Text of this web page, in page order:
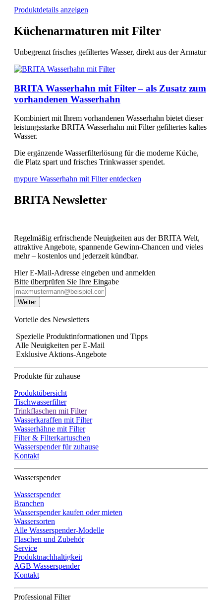
Produktdetails anzeigen
Küchenarmaturen mit Filter
Unbegrenzt frisches gefiltertes Wasser, direkt aus der Armatur
BRITA Wasserhahn mit Filter – als Zusatz zum
vorhandenen Wasserhahn
Kombiniert mit Ihrem vorhandenen Wasserhahn bietet dieser
leistungsstarke BRITA Wasserhahn mit Filter gefiltertes kaltes
Wasser.
Die ergänzende Wasserfilterlösung für die moderne Küche,
die Platz spart und frisches Trinkwasser spendet.
mypure Wasserhahn mit Filter entdecken
BRITA Newsletter
Regelmäßig erfrischende Neuigkeiten aus der BRITA Welt,
attraktive Angebote, spannende Gewinn-Chancen und vieles
mehr – kostenlos und jederzeit kündbar.
Hier E-Mail-Adresse eingeben und anmelden
Bitte überprüfen Sie Ihre Eingabe
Weiter
Vorteile des Newsletters
Spezielle Produkt­informationen und Tipps
Alle Neuigkeiten per E-Mail
Exklusive Aktions-Angebote
Produkte für zuhause
Produktübersicht
Tischwasserfilter
Trinkflaschen mit Filter
Wasserkaraffen mit Filter
Wasserhähne mit Filter
Filter & Filterkartuschen
Wasserspender für zuhause
Kontakt
Wasserspender
Wasserspender
Branchen
Wasserspender kaufen oder mieten
Wassersorten
Alle Wasserspender-Modelle
Flaschen und Zubehör
Service
Produktnachhaltigkeit
AGB Wasserspender
Kontakt
Professional Filter